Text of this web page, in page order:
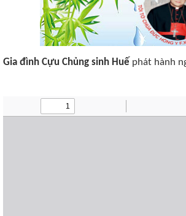
Gia đình Cựu Chủng sinh Huế phát hành